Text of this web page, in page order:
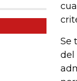
Se
del